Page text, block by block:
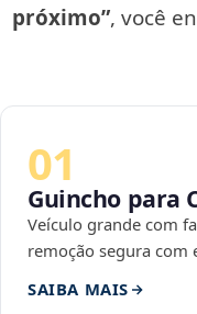
próximo”, você
01
Guincho para
Veículo grande com
remoção segura com
SAIBA MAIS